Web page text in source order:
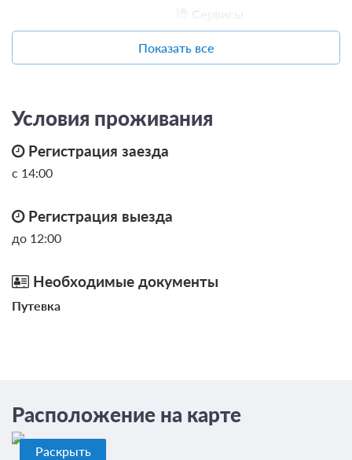
Сервисы
Курение на всей территории
запрещено
Показать все
Условия проживания
Регистрация заезда
с 14:00
Регистрация выезда
до 12:00
Необходимые документы
Путевка
Расположение на карте
Раскрыть